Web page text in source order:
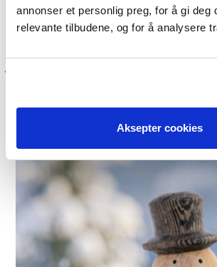
annonser et personlig preg, for å gi deg
relevante tilbudene, og for å analysere
Aksepter cookies